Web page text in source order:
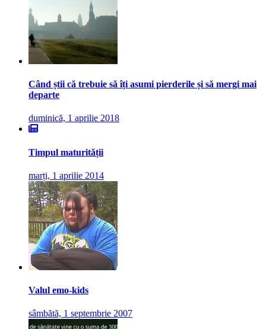
Când știi că trebuie să îți asumi pierderile și să mergi mai
departe
duminică, 1 aprilie 2018
Timpul maturității
marți, 1 aprilie 2014
Valul emo-kids
sâmbătă, 1 septembrie 2007